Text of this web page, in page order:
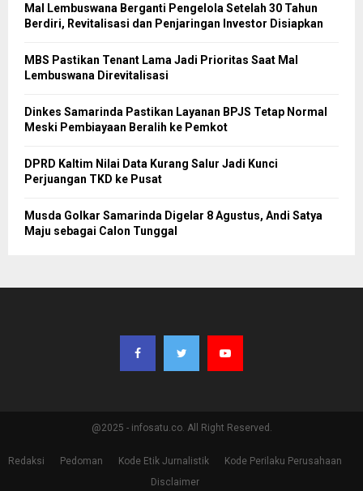
Mal Lembuswana Berganti Pengelola Setelah 30 Tahun
Berdiri, Revitalisasi dan Penjaringan Investor Disiapkan
MBS Pastikan Tenant Lama Jadi Prioritas Saat Mal
Lembuswana Direvitalisasi
Dinkes Samarinda Pastikan Layanan BPJS Tetap Normal
Meski Pembiayaan Beralih ke Pemkot
DPRD Kaltim Nilai Data Kurang Salur Jadi Kunci
Perjuangan TKD ke Pusat
Musda Golkar Samarinda Digelar 8 Agustus, Andi Satya
Maju sebagai Calon Tunggal
@2025 - infosatu.co. All Right Reserved.
Redaksi Pedoman Kode Etik Jurnalistik
Kode Perilaku Perusahaan
Disclaimer